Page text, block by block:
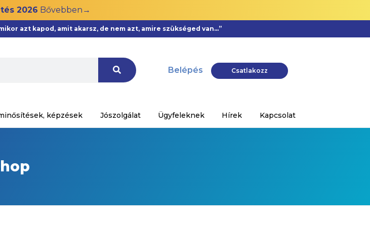
2026 Bővebben→
azt kapod, amit akarsz, de nem azt, amire szükséged van…”
Belépés Csatlakozz
képzések Jószolgálat Ügyfeleknek Hírek Kapcsolat